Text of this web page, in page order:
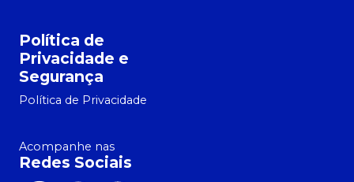
Política de
Privacidade e
Segurança
Política de Privacidade
Acompanhe nas
Redes Sociais